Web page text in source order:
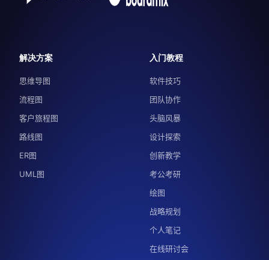
解决方案
思维导图
流程图
客户旅程图
路线图
ER图
UML图
入门教程
软件技巧
团队协作
头脑风暴
设计探索
创新教学
考公考研
绘图
战略规划
个人笔记
在线研讨会